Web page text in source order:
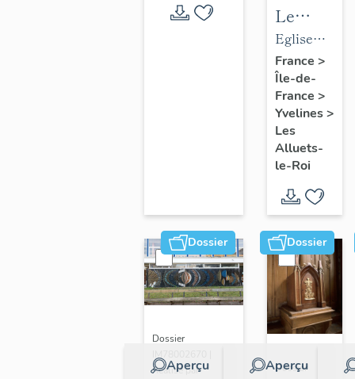
Le
mobilier
de
l'église
Saint-
Nicolas
Eglise
paroissiale
Saint-
Nicolas
France >
Île-de-
France >
Yvelines>
Les
Alluets-
le-Roi
Dossier
Aperçu
Dossier
IM78002670 |
Réalisé par
Dossier
Aperçu
Dossier